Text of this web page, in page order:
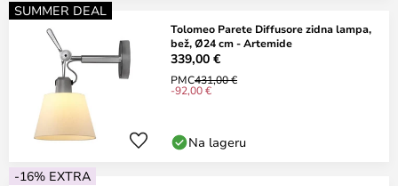
SUMMER DEAL
Tolomeo Parete Diffusore zidna lampa,
bež, Ø24 cm - Artemide
339,00 €
PMC431,00 €
-92,00 €
Na lageru
-16% EXTRA